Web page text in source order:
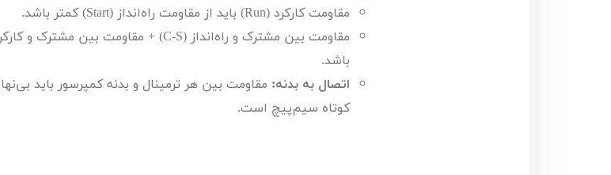
مقاومت کارکرد (Run) باید از مقاومت راه‌انداز (Start) کمتر باشد.
مقاومت بین مشترک و راه‌انداز (C-S) + مقاومت بین مشترک و
باشد.
اتصال به بدنه: مقاومت بین هر ترمینال و بدنه کمپرسور باید
کوتاه سیم‌پیچ است.